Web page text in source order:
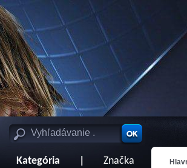
Kategória Značka